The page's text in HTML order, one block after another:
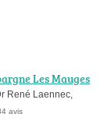
Les Mauges
René Laennec,
avis